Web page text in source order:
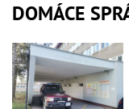
DOMÁCE